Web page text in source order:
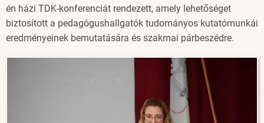
én házi TDK-konferenciát rendezett, amely lehetőséget
biztosított a pedagógushallgatók tudományos kutatómunkái
eredményeinek bemutatására és szakmai párbeszédre.